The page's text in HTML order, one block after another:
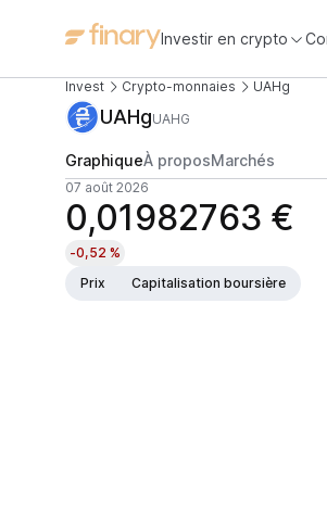
Investir en crypto
Invest Crypto-monnaies UAHg
UAHgUAHG
GraphiqueÀ proposMarchés
07 août 2026
0,01982763 €
-0,52 %
Prix
Capitalisation boursière